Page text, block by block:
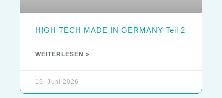
HIGH TECH MADE IN GERMANY Teil 2
WEITERLESEN »
19. Juni 2026